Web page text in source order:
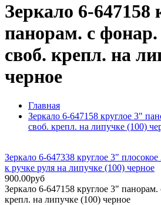
Зеркало 6-647158
панорам. с фонар.
своб. крепл. на
черное
Главная
Зеркало 6-647158 круглое 3"
своб. крепл. на липучке (100)
Зеркало 6-647338 круглое 3"
к ручке руля на липучке (100) черное
900.00руб
Зеркало 6-647158 круглое 3" панорам.
крепл. на липучке (100) черное